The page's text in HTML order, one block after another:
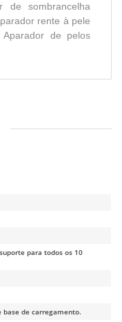
de sombrancelha
rente à pele
de pelos
para todos os 10
base de carregamento.